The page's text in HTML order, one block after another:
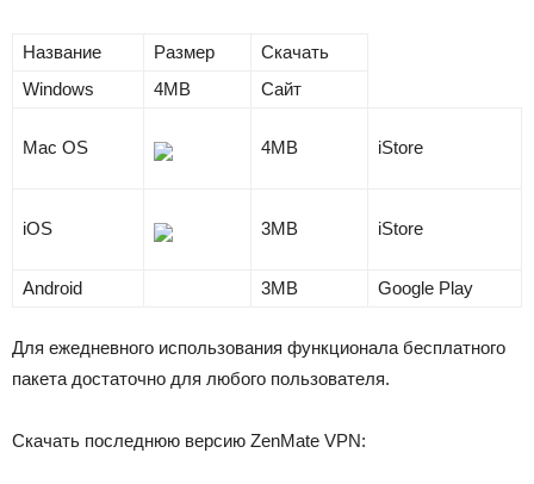
Название Размер
Скачать
Windows
4MB Сайт
Mac OS 4MB iStore
iOS 3MB iStore
Android 3MB Google Play
Для ежедневного использования функционала бесплатного
пакета достаточно для любого пользователя.
Скачать последнюю версию ZenMate VPN: